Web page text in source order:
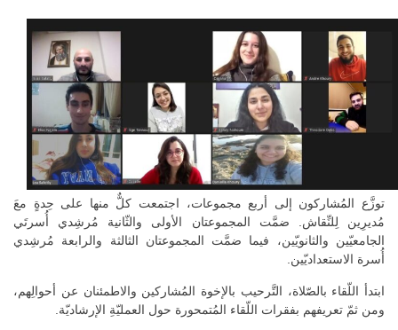
توزَّع المُشاركون إلى أربع مجموعات، اجتمعت كلٌّ منها على حِدةٍ معَ
مُديرِين لِلنِّقاش. ضمَّت المجموعتان الأولى والثّانية مُرشِدي أُسرتَي
الجامعيّين والثانويّين، فيما ضمَّت المجموعتان الثالثة والرابعة مُرشِدي
أُسرة الاستعداديّين.
ابتدأ اللّقاء بالصّلاة، التَّرحيب بالإخوة المُشاركين والاطمئنان عن أحوالِهم،
ومن ثمّ تعريفهم بفقرات اللّقاء المُتمحورة حول العمليّةِ الإرشاديّة.